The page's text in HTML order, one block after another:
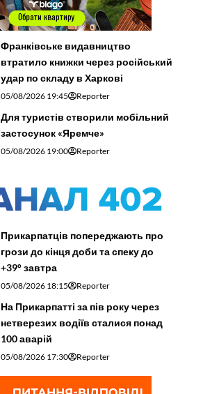
Франківське видавництво
втратило книжки через російський
удар по складу в Харкові
05/08/2026 19:45 Reporter
Для туристів створили мобільний
застосунок «Яремче»
05/08/2026 19:00 Reporter
Прикарпатців попереджають про
грози до кінця доби та спеку до
+39° завтра
05/08/2026 18:15 Reporter
На Прикарпатті за пів року через
нетверезих водіїв сталися понад
100 аварій
05/08/2026 17:30 Reporter